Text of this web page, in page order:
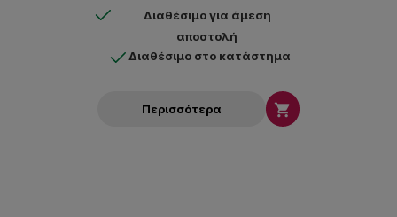
Διαθέσιμο για άμεση
αποστολή
Διαθέσιμο στο κατάστημα
Περισσότερα 